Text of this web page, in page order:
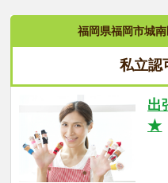
福岡県福岡市城
私立認
出
★